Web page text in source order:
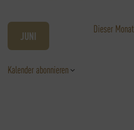
JUNI
Dieser Monat
Kalender abonnieren